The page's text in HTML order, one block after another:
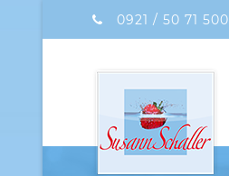
0921 / 50 71 500